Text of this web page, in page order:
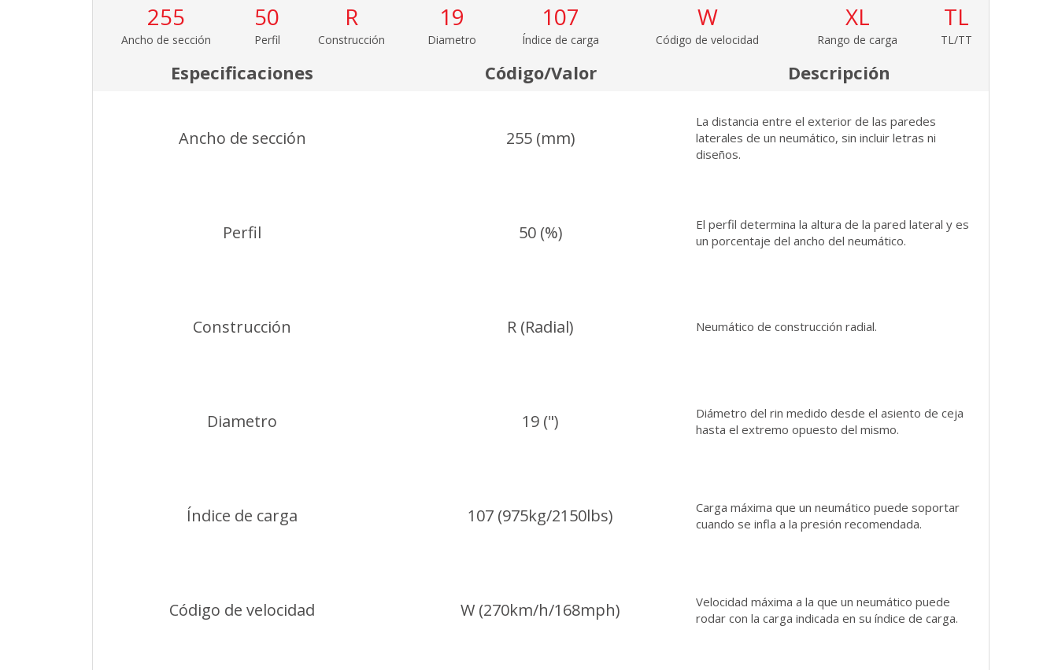
255
Ancho de sección
50
Perfil
R
Construcción
19
Diametro
107
Índice de carga
W
Código de velocidad
XL
Rango de carga
TL
TL/TT
Especificaciones Código/Valor Descripción
Ancho de sección 255 (mm)
La distancia entre el exterior de las paredes
laterales de un neumático, sin incluir letras ni
diseños.
Perfil 50 (%)
El perfil determina la altura de la pared lateral y es
un porcentaje del ancho del neumático.
Construcción R (Radial) Neumático de construcción radial.
Diametro 19 (")
Diámetro del rin medido desde el asiento de ceja
hasta el extremo opuesto del mismo.
Índice de carga 107 (975kg/2150lbs)
Carga máxima que un neumático puede soportar
cuando se infla a la presión recomendada.
Código de velocidad W (270km/h/168mph)
Velocidad máxima a la que un neumático puede
rodar con la carga indicada en su índice de carga.